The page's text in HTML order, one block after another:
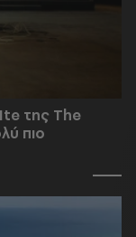
της The
πιο